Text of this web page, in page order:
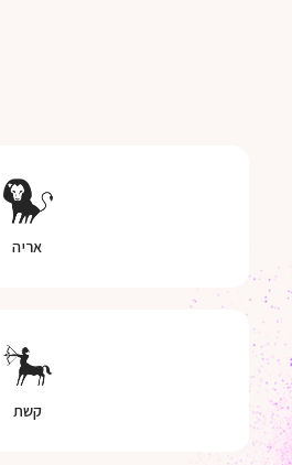
אריה
קשת